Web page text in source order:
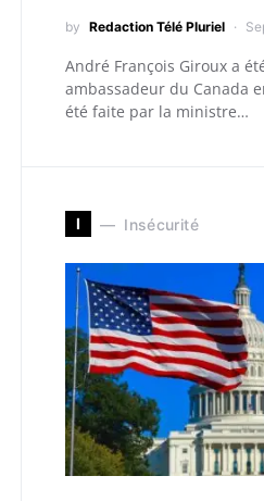
by Redaction Télé Pluriel
André François Giroux a
ambassadeur du Canada
été faite par la ministre…
I Insécurité